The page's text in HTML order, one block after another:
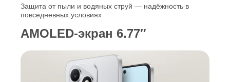
Защита от пыли и водяных струй — надёжность в
повседневных условиях
AMOLED‑экран 6.77″